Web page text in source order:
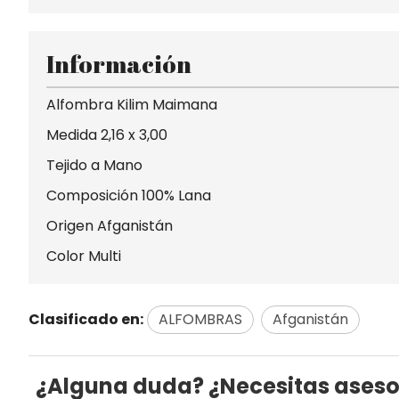
Información
Alfombra Kilim Maimana
Medida 2,16 x 3,00
Tejido a Mano
Composición 100% Lana
Origen Afganistán
Color Multi
Clasificado en: ALFOMBRAS Afganistán
¿Alguna duda? ¿Necesitas